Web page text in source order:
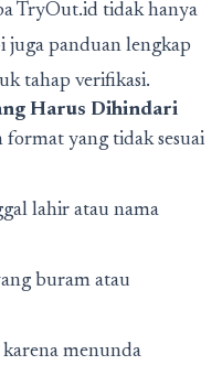
TryOut.id tidak hanya
juga panduan lengkap
tahap verifikasi.
Harus Dihindari
yang tidak sesuai
lahir atau nama
buram atau
menunda